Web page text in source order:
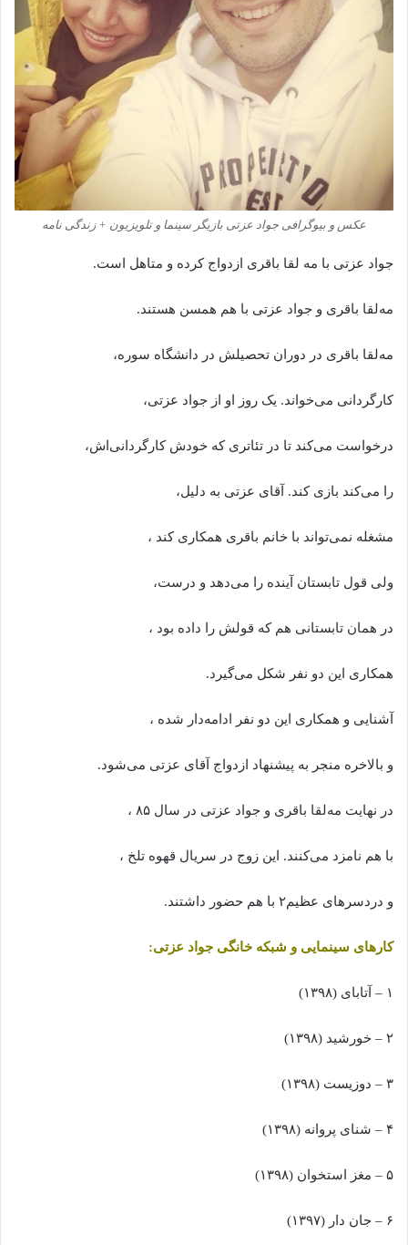
عکس و بیوگرافی جواد عزتی بازیگر سینما و تلویزیون + زندگی نامه
جواد عزتی با مه لقا باقری ازدواج کرده و متاهل است.
مه‌لقا باقری و جواد عزتی با هم همسن هستند.
مه‌لقا باقری در دوران تحصیلش در دانشگاه سوره،
کارگردانی می‌خواند. یک روز او از جواد عزتی،
درخواست می‌کند تا در تئاتری که خودش کارگردانی‌اش،
را می‌کند بازی کند. آقای عزتی به دلیل،
مشغله نمی‌تواند با خانم باقری همکاری کند ،
ولی قول تابستان آینده را می‌دهد و درست،
در همان تابستانی هم که قولش را داده بود ،
همکاری این دو نفر شکل می‌گیرد.
آشنایی‌ و همکاری این دو نفر ادامه‌دار شده ،
و بالاخره منجر به پیشنهاد ازدواج آقای عزتی می‌شود.
در نهایت مه‌لقا باقری و جواد عزتی در سال ۸۵ ،
با هم نامزد می‌کنند. این زوج در سریال قهوه تلخ ،
و دردسرهای عظیم۲ با هم حضور داشتند.
کارهای سینمایی و شبکه خانگی جواد عزتی:
۱ – آتابای (۱۳۹۸)
۲ – خورشید (۱۳۹۸)
۳ – دوزیست (۱۳۹۸)
۴ – شنای پروانه (۱۳۹۸)
۵ – مغز استخوان (۱۳۹۸)
۶ – جان دار (۱۳۹۷)